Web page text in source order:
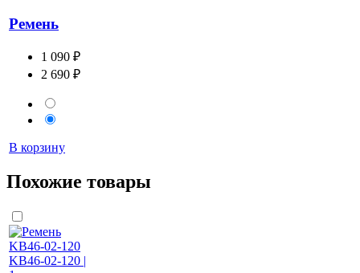
Ремень
1 090 ₽
2 690 ₽
В корзину
Похожие товары